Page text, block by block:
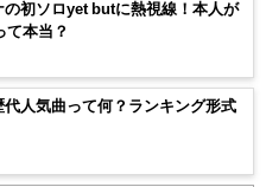
の初ソロyet butに熱視線！本人が
て本当？
代人気曲って何？ランキング形式